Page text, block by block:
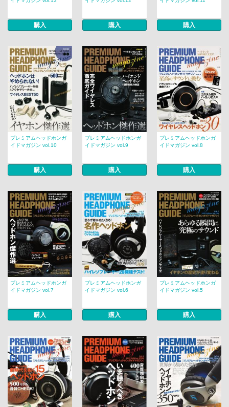
購入 購入 購入
プレミアムヘッドホンガ
イドマガジン vol.10
購入
プレミアムヘッドホンガ
イドマガジン vol.9
購入
プレミアムヘッドホンガ
イドマガジン vol.8
購入
プレミアムヘッドホンガ
イドマガジン vol.7
購入
プレミアムヘッドホンガ
イドマガジン vol.6
購入
プレミアムヘッドホンガ
イドマガジン vol.5
購入